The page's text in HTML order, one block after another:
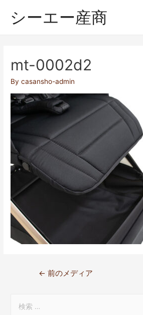
シーエー産商
mt-0002d2
Bycasansho-admin
← 前のメディア